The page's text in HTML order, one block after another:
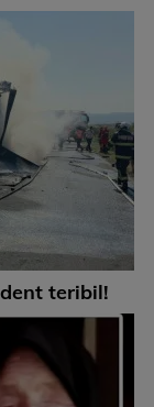
teribil!